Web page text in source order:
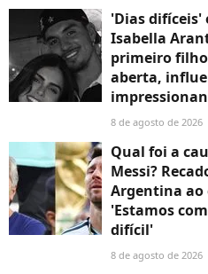
'Dias difíceis'
Isabella
primeiro
aberta,
8 de agosto de 2026
Qual foi a
Messi?
Argentina ao
'Estamos
difícil'
8 de agosto de 2026